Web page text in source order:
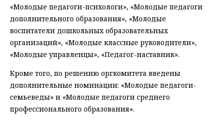
«Молодые педагоги-психологи», «Молодые педагоги
дополнительного образования», «Молодые
воспитатели дошкольных образовательных
организаций», «Молодые классные руководители»,
«Молодые управленцы», «Педагог-наставник».
Кроме того, по решению оргкомитета введены
дополнительные номинации: «Молодые педагоги-
семьеведы» и «Молодые педагоги среднего
профессионального образования».